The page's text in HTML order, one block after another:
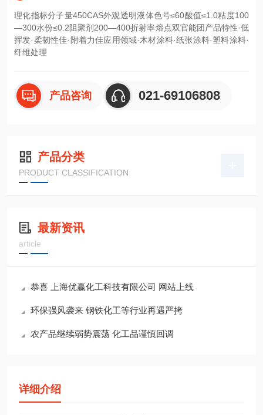
理化指标分子量450CAS外观透明液体色号≤60酸值≤1.0粘度100
—300水份≤0.2阻聚剂200—400折射率熔点双官能团产品特性·低
挥发·柔韧性佳·附着力佳应用领域·木材涂料·纸张涂料·塑料涂料·
纤维处理
产品咨询 021-69106808
产品分类
PRODUCT CLASSIFICATION
最新资讯
article
恭喜 上海优赢化工科技有限公司 网站上线
环保强风袭来 钢铁化工等行业再遇严拷
农产品继续弱势震荡 化工品谨慎回调
详细介绍